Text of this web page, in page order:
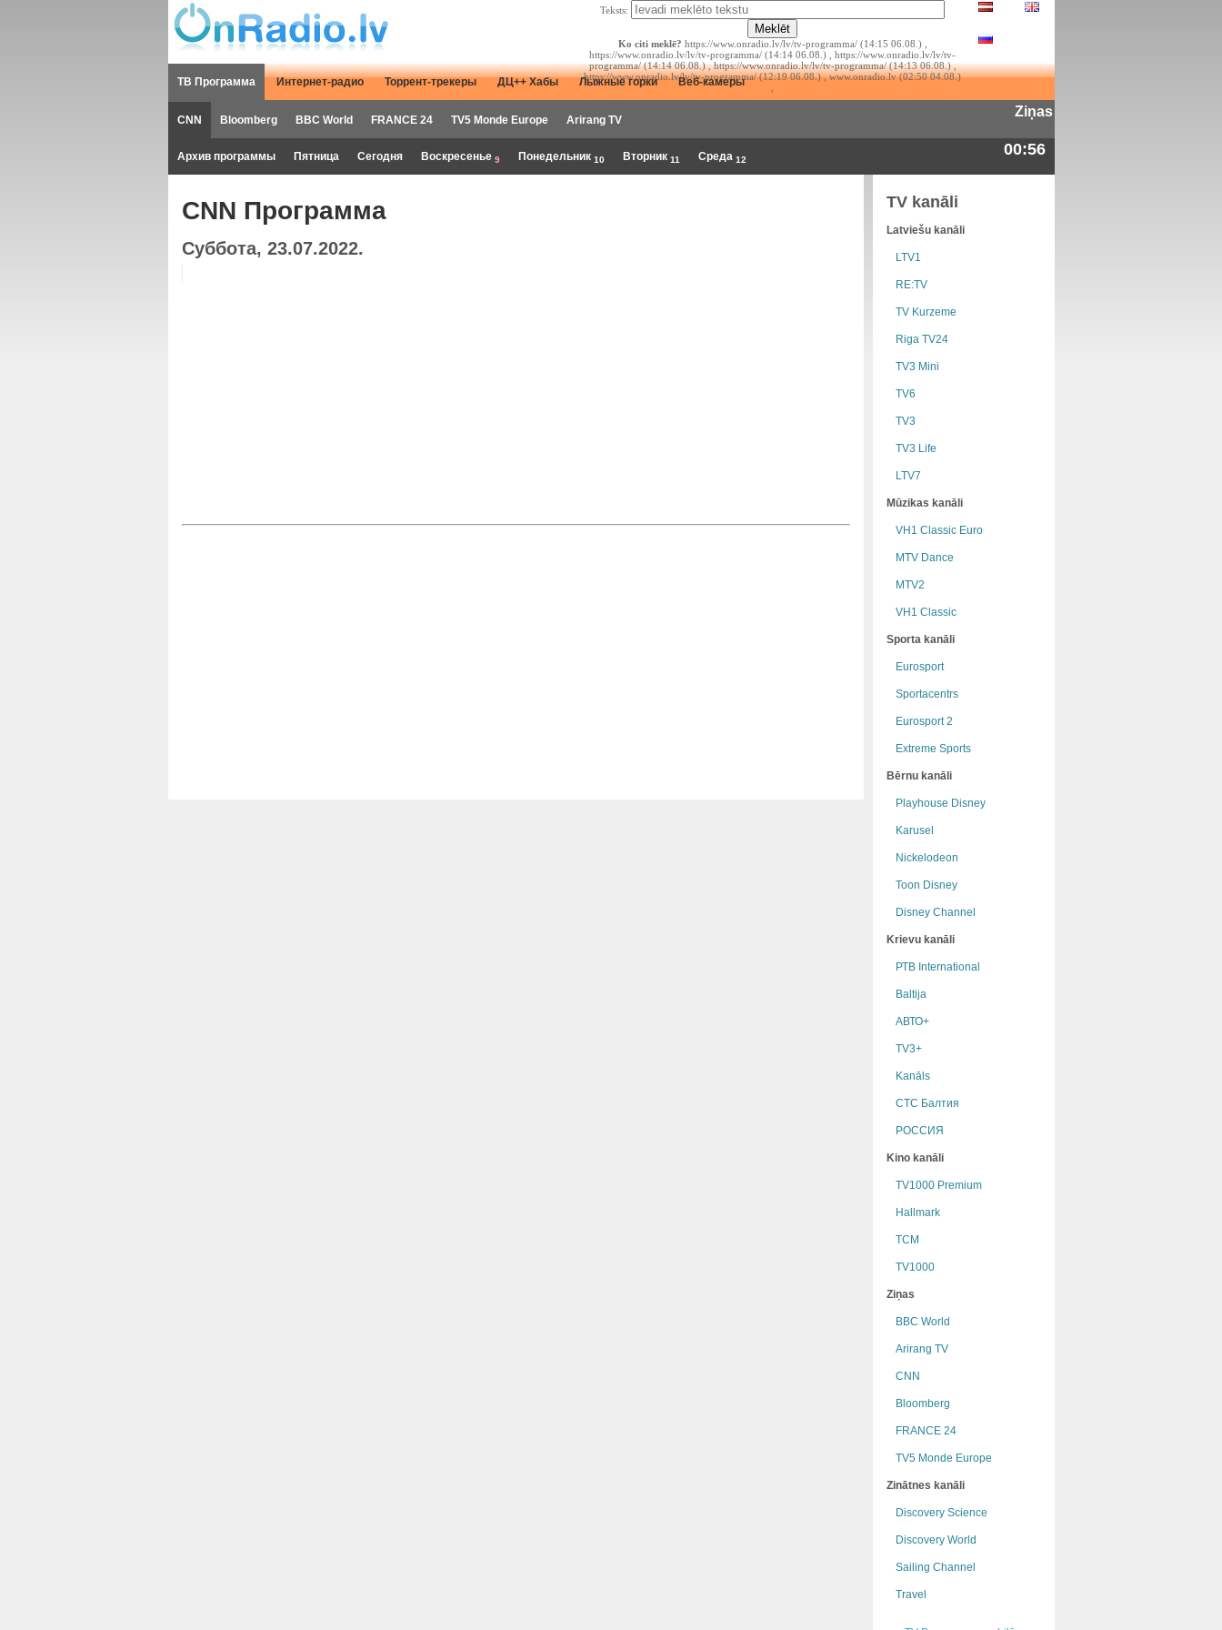
Teksts:
Ko citi meklē? https://www.onradio.lv/lv/tv-programma/ (14:15 06.08.) ,
https://www.onradio.lv/lv/tv-programma/ (14:14 06.08.) , https://www.onradio.lv/lv/tv-
programma/ (14:14 06.08.) , https://www.onradio.lv/lv/tv-programma/ (14:13 06.08.) ,
https://www.onradio.lv/lv/tv-programma/ (12:19 06.08.) , www.onradio.lv (02:50 04.08.)
ТВ Программа Интернет-радио Торрент-трекеры ДЦ++ Хабы Лыжные горки Веб-камеры
CNN Bloomberg BBC World FRANCE 24 TV5 Monde Europe Arirang TV
Ziņas
Архив программы Пятница Сегодня Воскресенье 9 Понедельник 10 Вторник 11 Среда 12
00:56
CNN Программа
Суббота, 23.07.2022.
TV kanāli
Latviešu kanāli
LTV1
RE:TV
TV Kurzeme
Riga TV24
TV3 Mini
TV6
TV3
TV3 Life
LTV7
Mūzikas kanāli
VH1 Classic Euro
MTV Dance
MTV2
VH1 Classic
Sporta kanāli
Eurosport
Sportacentrs
Eurosport 2
Extreme Sports
Bērnu kanāli
Playhouse Disney
Karusel
Nickelodeon
Toon Disney
Disney Channel
Krievu kanāli
РТB International
Baltija
АВТО+
TV3+
Kanāls
СТС Балтия
РОССИЯ
Kino kanāli
TV1000 Premium
Hallmark
TCM
TV1000
Ziņas
BBC World
Arirang TV
CNN
Bloomberg
FRANCE 24
TV5 Monde Europe
Zinātnes kanāli
Discovery Science
Discovery World
Sailing Channel
Travel